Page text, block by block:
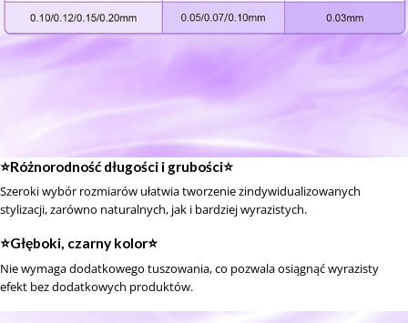
⭐️Różnorodność długości i grubości⭐️
Szeroki wybór rozmiarów ułatwia tworzenie zindywidualizowanych
stylizacji, zarówno naturalnych, jak i bardziej wyrazistych.
⭐️Głęboki, czarny kolor⭐️
Nie wymaga dodatkowego tuszowania, co pozwala osiągnąć wyrazisty
efekt bez dodatkowych produktów.